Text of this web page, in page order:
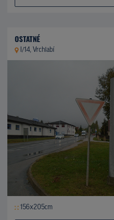
OSTATNÉ
I/14, Vrchlabí
156x205cm